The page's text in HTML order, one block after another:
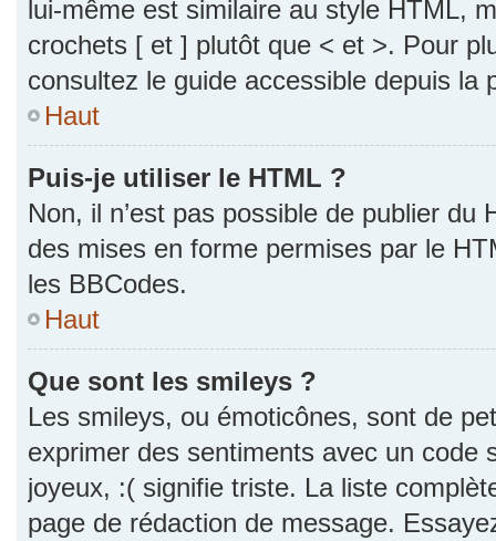
lui-même est similaire au style HTML,
crochets [ et ] plutôt que < et >. Pour
consultez le guide accessible depuis la
Haut
Puis-je utiliser le HTML ?
Non, il n’est pas possible de publier
des mises en forme permises par le
les BBCodes.
Haut
Que sont les smileys ?
Les smileys, ou émoticônes, sont de
exprimer des sentiments avec un code
joyeux, :( signifie triste. La liste
page de rédaction de message.